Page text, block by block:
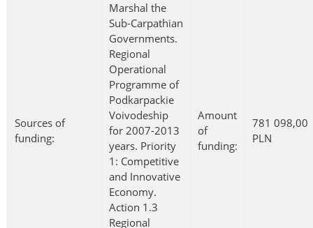
Sources of
funding:
Marshal the
Sub-Carpathian
Governments.
Regional
Operational
Programme of
Podkarpackie
Voivodeship
for 2007-2013
years. Priority
1: Competitive
and Innovative
Economy.
Action 1.3
Regional
Amount
of
funding:
781 098,00
PLN